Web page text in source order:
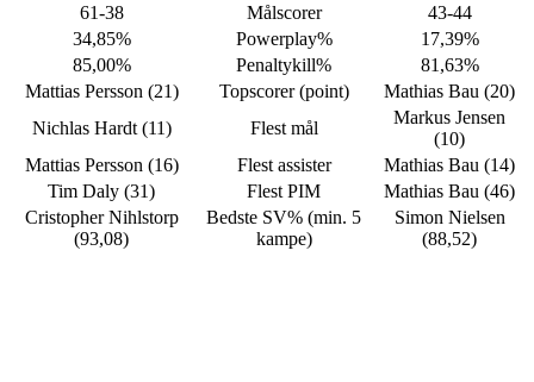
61-38
Målscorer
43-44
34,85%
Powerplay%
17,39%
85,00%
Penaltykill%
81,63%
Mattias Persson (21)
Topscorer (point)
Mathias Bau (20)
Nichlas Hardt (11)
Flest mål
Markus Jensen
(10)
Mattias Persson (16)
Flest assister
Mathias Bau (14)
Tim Daly (31)
Flest PIM
Mathias Bau (46)
Cristopher Nihlstorp
(93,08)
Bedste SV% (min. 5
kampe)
Simon Nielsen
(88,52)